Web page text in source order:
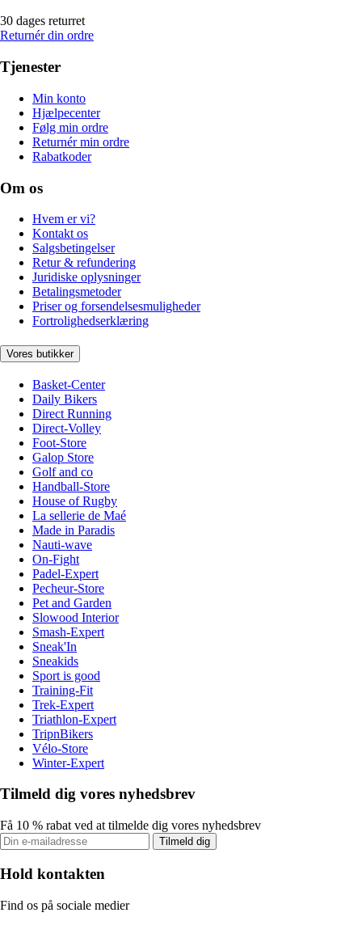
30 dages returret
Returnér din ordre
Tjenester
Min konto
Hjælpecenter
Følg min ordre
Returnér min ordre
Rabatkoder
Om os
Hvem er vi?
Kontakt os
Salgsbetingelser
Retur & refundering
Juridiske oplysninger
Betalingsmetoder
Priser og forsendelsesmuligheder
Fortrolighedserklæring
Vores butikker
Basket-Center
Daily Bikers
Direct Running
Direct-Volley
Foot-Store
Galop Store
Golf and co
Handball-Store
House of Rugby
La sellerie de Maé
Made in Paradis
Nauti-wave
On-Fight
Padel-Expert
Pecheur-Store
Pet and Garden
Slowood Interior
Smash-Expert
Sneak'In
Sneakids
Sport is good
Training-Fit
Trek-Expert
Triathlon-Expert
TripnBikers
Vélo-Store
Winter-Expert
Tilmeld dig vores nyhedsbrev
Få 10 % rabat ved at tilmelde dig vores nyhedsbrev
Tilmeld dig
Hold kontakten
Find os på sociale medier